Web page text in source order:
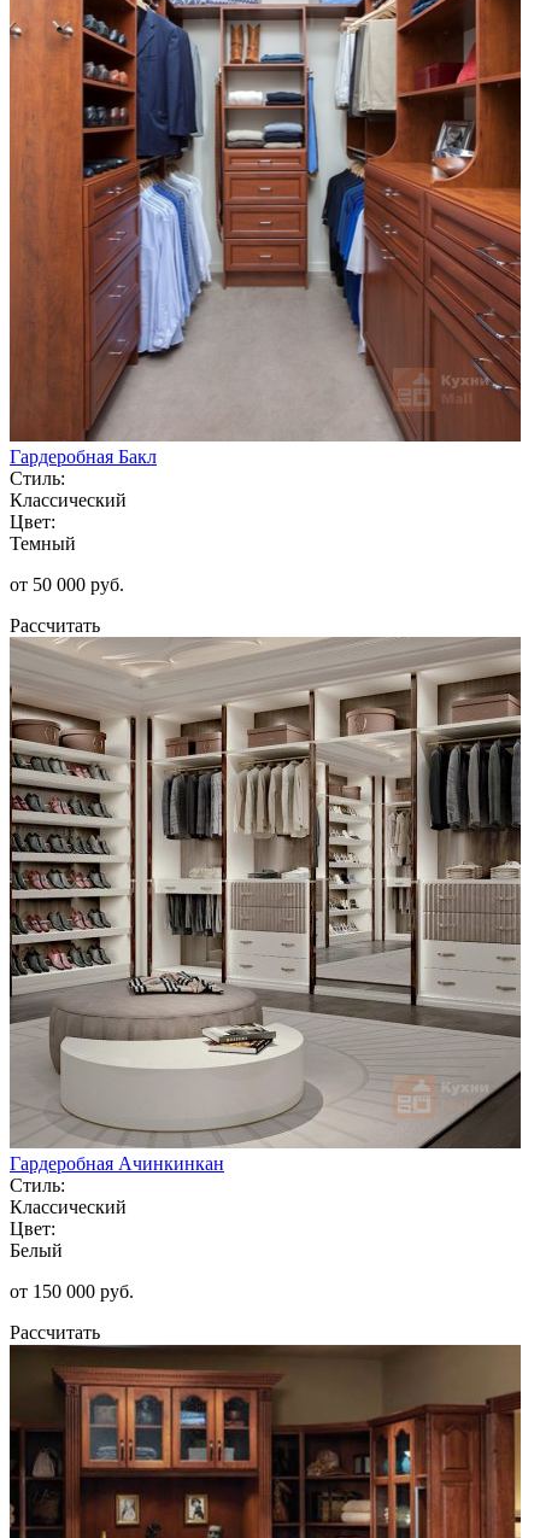
Гардеробная Бакл
Стиль:
Классический
Цвет:
Темный
от 50 000 руб.
Рассчитать
Гардеробная Ачинкинкан
Стиль:
Классический
Цвет:
Белый
от 150 000 руб.
Рассчитать